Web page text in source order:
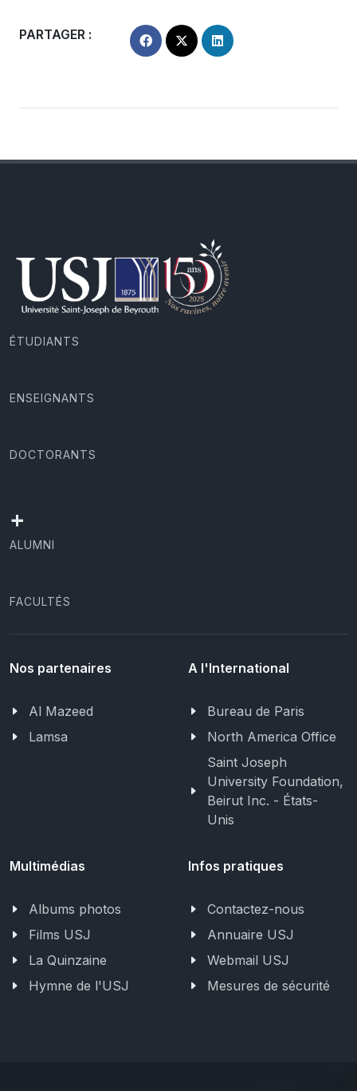
PARTAGER :
ÉTUDIANTS
ENSEIGNANTS
DOCTORANTS
+
ALUMNI
FACULTÉS
Nos partenaires
Al Mazeed
Lamsa
A l'International
Bureau de Paris
North America Office
Saint Joseph
University Foundation,
Beirut Inc. - États-
Unis
Multimédias
Albums photos
Films USJ
La Quinzaine
Hymne de l'USJ
Infos pratiques
Contactez-nous
Annuaire USJ
Webmail USJ
Mesures de sécurité